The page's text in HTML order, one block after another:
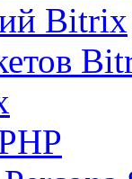
Bitrix